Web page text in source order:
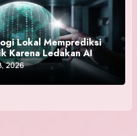
Lokal Memprediksi
Karena Ledakan AI
2026